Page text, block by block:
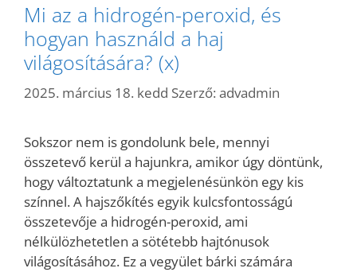
Mi az a hidrogén-peroxid, és
hogyan használd a haj
világosítására? (x)
2025. március 18. kedd Szerző: advadmin
Sokszor nem is gondolunk bele, mennyi
összetevő kerül a hajunkra, amikor úgy döntünk,
hogy változtatunk a megjelenésünkön egy kis
színnel. A hajszőkítés egyik kulcsfontosságú
összetevője a hidrogén-peroxid, ami
nélkülözhetetlen a sötétebb hajtónusok
világosításához. Ez a vegyület bárki számára